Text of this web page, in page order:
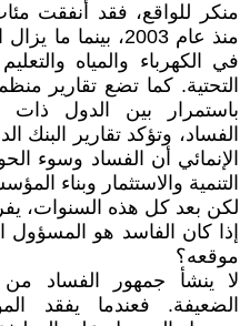
منكر للواقع، فقد أنفقت
منذ عام 2003،
في الكهرباء والمياه
التحتية. كما تضع تقارير
باستمرار بين الدول ذات
الفساد، وتؤكد تقارير البنك
الإنمائي أن الفساد وسوء
التنمية والاستثمار وبناء
لكن بعد كل هذه السنوات،
إذا كان الفاسد هو المسؤول
موقعه؟
لا ينشأ جمهور الفساد
الضعيفة. فعندما يفقد